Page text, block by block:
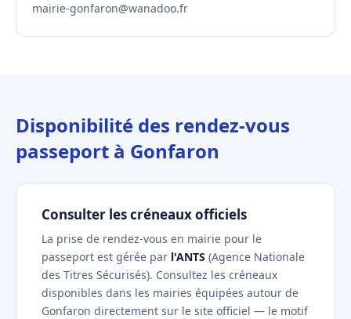
mairie-gonfaron@wanadoo.fr
Disponibilité des rendez-vous
passeport à Gonfaron
Consulter les créneaux officiels
La prise de rendez-vous en mairie pour le
passeport est gérée par l'ANTS (Agence Nationale
des Titres Sécurisés). Consultez les créneaux
disponibles dans les mairies équipées autour de
Gonfaron directement sur le site officiel — le motif